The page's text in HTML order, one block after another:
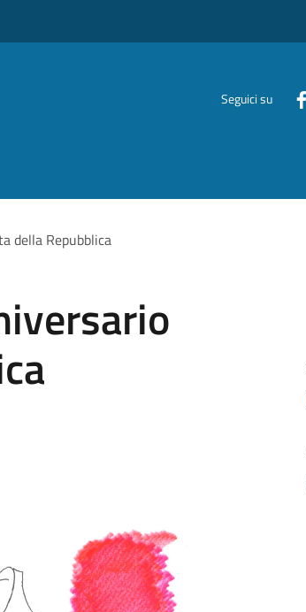
Seguici su
della Repubblica